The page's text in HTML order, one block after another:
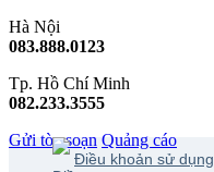
Hà Nội
083.888.0123
Tp. Hồ Chí Minh
082.233.3555
Gửi tòa soạn Quảng cáo
Điều khoản sử dụng